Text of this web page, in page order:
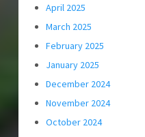
April 2025
March 2025
February 2025
January 2025
December 2024
November 2024
October 2024